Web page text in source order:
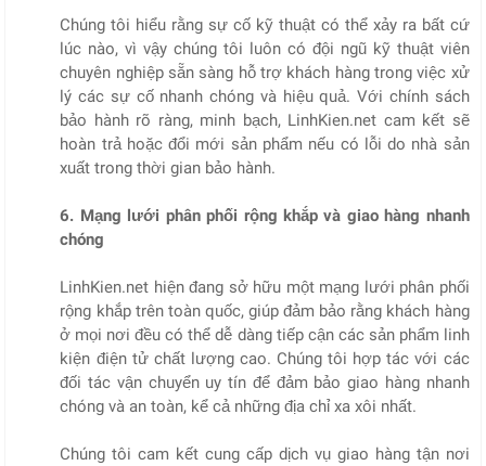
Chúng tôi hiểu rằng sự cố kỹ thuật có thể xảy ra bất cứ
lúc nào, vì vậy chúng tôi luôn có đội ngũ kỹ thuật viên
chuyên nghiệp sẵn sàng hỗ trợ khách hàng trong việc xử
lý các sự cố nhanh chóng và hiệu quả. Với chính sách
bảo hành rõ ràng, minh bạch, LinhKien.net cam kết sẽ
hoàn trả hoặc đổi mới sản phẩm nếu có lỗi do nhà sản
xuất trong thời gian bảo hành.
6. Mạng lưới phân phối rộng khắp và giao hàng nhanh
chóng
LinhKien.net hiện đang sở hữu một mạng lưới phân phối
rộng khắp trên toàn quốc, giúp đảm bảo rằng khách hàng
ở mọi nơi đều có thể dễ dàng tiếp cận các sản phẩm linh
kiện điện tử chất lượng cao. Chúng tôi hợp tác với các
đối tác vận chuyển uy tín để đảm bảo giao hàng nhanh
chóng và an toàn, kể cả những địa chỉ xa xôi nhất.
Chúng tôi cam kết cung cấp dịch vụ giao hàng tận nơi